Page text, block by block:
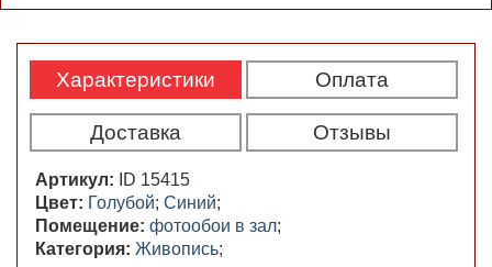
Характеристики Оплата
Доставка Отзывы
Артикул:
ID 15415
Цвет: Голубой; Синий;
Помещение: фотообои в зал;
Категория: Живопись;